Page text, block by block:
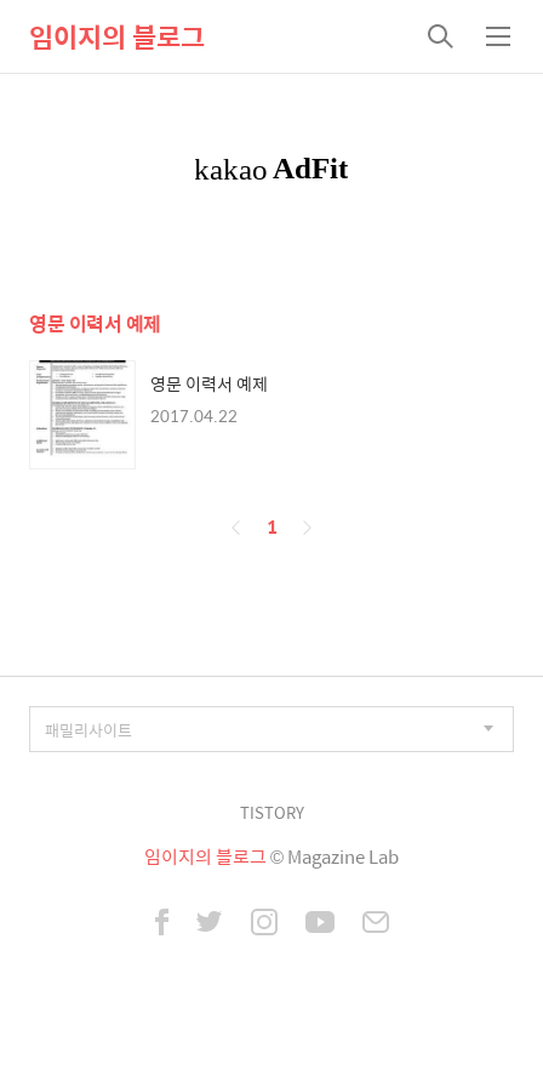
임이지의 블로그
검
색
메
뉴
영문 이력서 예제
영문 이력서 예제
2017.04.22
페
1
TISTORY
임이지의 블로그© Magazine Lab